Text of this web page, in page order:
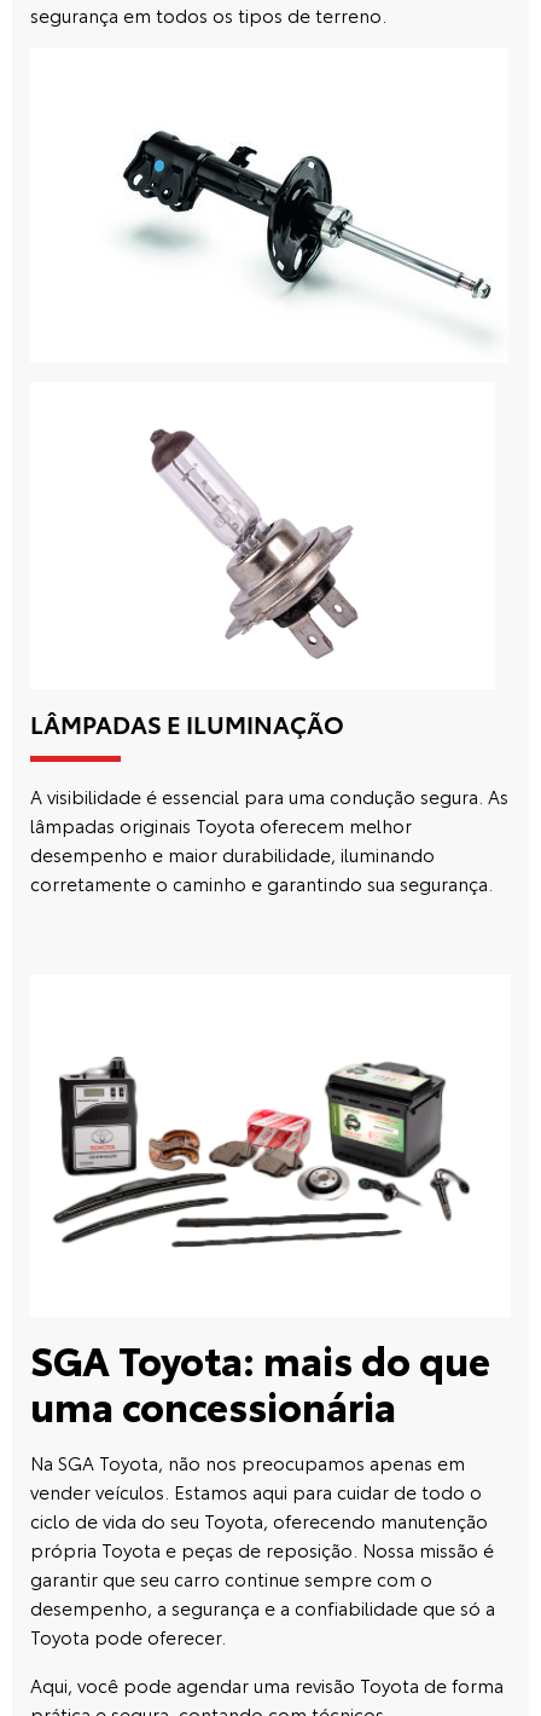
segurança em todos os tipos de terreno.
LÂMPADAS E ILUMINAÇÃO
A visibilidade é essencial para uma condução segura. As
lâmpadas originais Toyota oferecem melhor
desempenho e maior durabilidade, iluminando
corretamente o caminho e garantindo sua segurança.
SGA Toyota: mais do que
uma concessionária
Na SGA Toyota, não nos preocupamos apenas em
vender veículos. Estamos aqui para cuidar de todo o
ciclo de vida do seu Toyota, oferecendo manutenção
própria Toyota e peças de reposição. Nossa missão é
garantir que seu carro continue sempre com o
desempenho, a segurança e a confiabilidade que só a
Toyota pode oferecer.
Aqui, você pode agendar uma revisão Toyota de forma